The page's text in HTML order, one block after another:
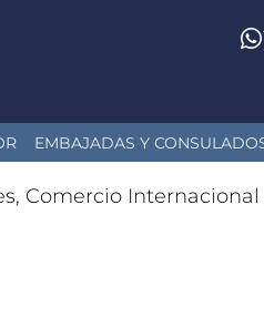
EMBAJADAS Y
Comercio